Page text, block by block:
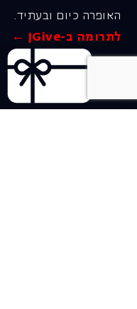
האופרה כיום ובעתיד.
לתרומה ב-JGive ←
שובר מתנה. מתנה